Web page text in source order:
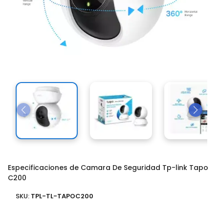
Especificaciones de Camara De Seguridad Tp-link Tapo
C200
SKU: TPL-TL-TAPOC200